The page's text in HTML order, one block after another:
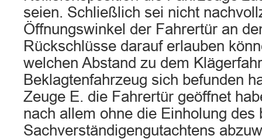
seien. Schließlich sei nicht
Öffnungswinkel der Fahrertür an
Rückschlüsse darauf erlauben
welchen Abstand zu dem
Beklagtenfahrzeug sich befunden
Zeuge E. die Fahrertür geöffnet
nach allem ohne die Einholung des
Sachverständigengutachtens